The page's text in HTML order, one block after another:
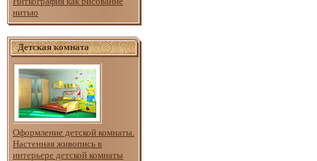
нитью
Детская комната
Оформление детской комнаты.
Настенная живопись в
интерьере детской комнаты